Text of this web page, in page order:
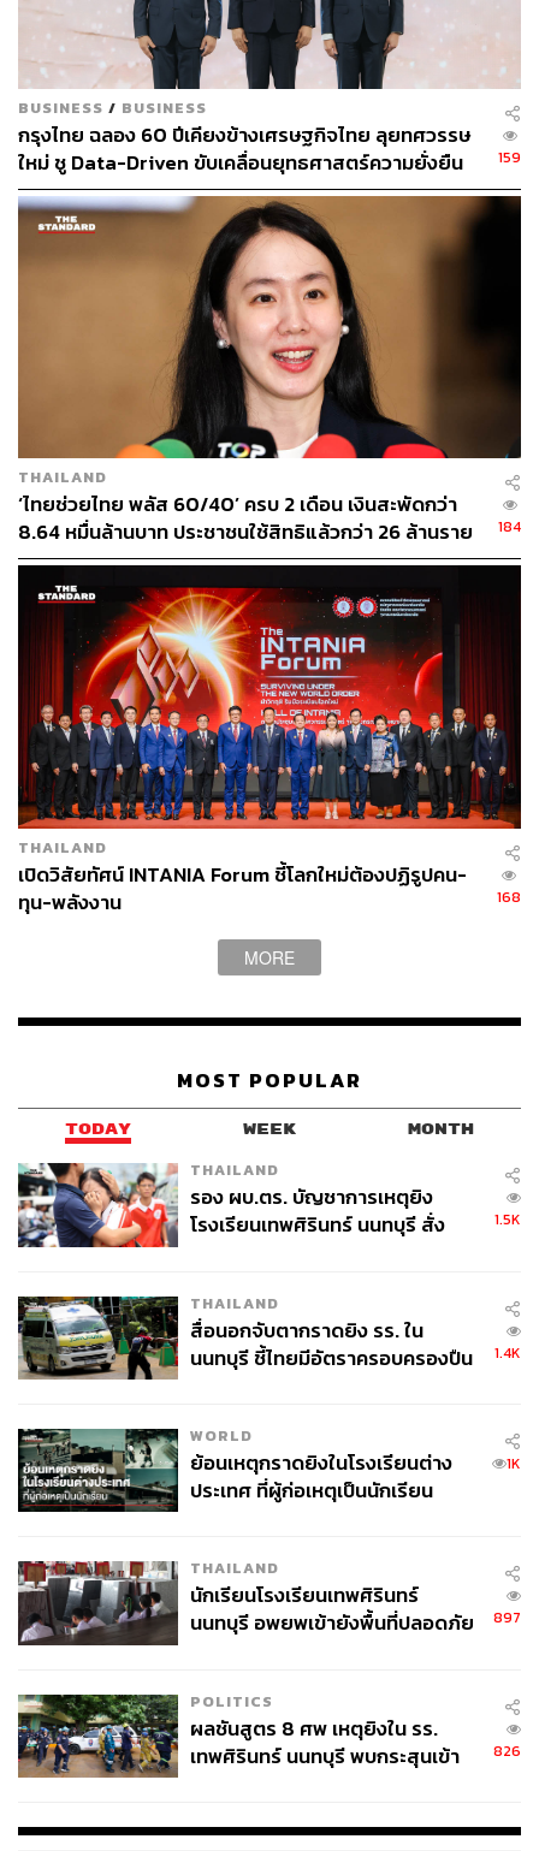
ABOUT THE AUTHOR
THE STANDARD WEALTH
สำนักข่าวเศรษฐกิจ ธุรกิจ และการลงทุน โดย
ทีมข่าว THE STANDARD
BUSINESS / BUSINESS
กรุงไทย ฉลอง 60 ปีเคียงข้างเศรษฐกิจไทย ลุยทศวรรษ
ใหม่ ชู Data-Driven ขับเคลื่อนยุทธศาสตร์ความยั่งยืน
159
THAILAND
‘ไทยช่วยไทย พลัส 60/40’ ครบ 2 เดือน เงินสะพัดกว่า
8.64 หมื่นล้านบาท ประชาชนใช้สิทธิแล้วกว่า 26 ล้านราย
ร้านค้าเข้าร่วมทะลุ 1.19 ล้านร้าน
184
THAILAND
เปิดวิสัยทัศน์ INTANIA Forum ชี้โลกใหม่ต้องปฏิรูปคน-
ทุน-พลังงาน
168
MORE
MOST POPULAR
TODAY WEEK MONTH
THAILAND
รอง ผบ.ตร. บัญชาการเหตุยิง
โรงเรียนเทพศิรินทร์ นนทบุรี สั่ง
1.5K
THAILAND
สื่อนอกจับตากราดยิง รร. ใน
นนทบุรี ชี้ไทยมีอัตราครอบครองปืน
1.4K
WORLD
ย้อนเหตุกราดยิงในโรงเรียนต่าง
ประเทศ ที่ผู้ก่อเหตุเป็นนักเรียน
1K
THAILAND
นักเรียนโรงเรียนเทพศิรินทร์
นนทบุรี อพยพเข้ายังพื้นที่ปลอดภัย
897
POLITICS
ผลชันสูตร 8 ศพ เหตุยิงใน รร.
เทพศิรินทร์ นนทบุรี พบกระสุนเข้า
826